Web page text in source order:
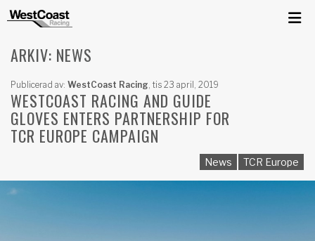
ARKIV: NEWS
Publicerad av: WestCoast Racing, tis 23 april, 2019
WESTCOAST RACING AND GUIDE
GLOVES ENTERS PARTNERSHIP FOR
TCR EUROPE CAMPAIGN
News TCR Europe